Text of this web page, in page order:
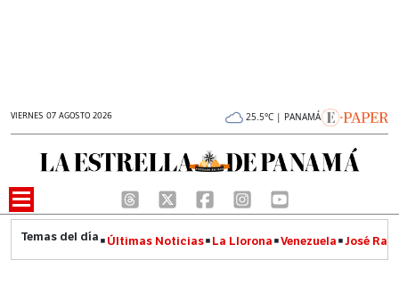
VIERNES 07 AGOSTO 2026 25.5°C | PANAMÁ
Últimas Noticias La Llorona Venezuela José